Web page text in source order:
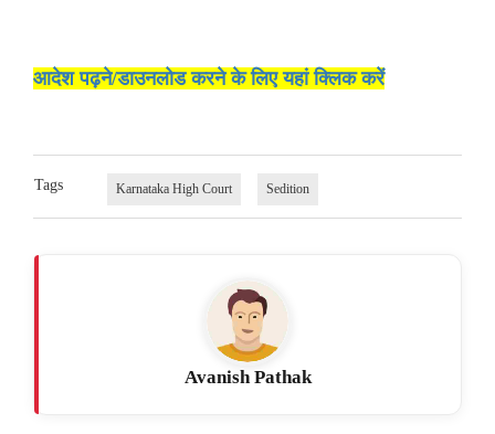
आदेश पढ़ने/डाउनलोड करने के लिए यहां क्लिक करें
Tags Karnataka High Court Sedition
Avanish Pathak